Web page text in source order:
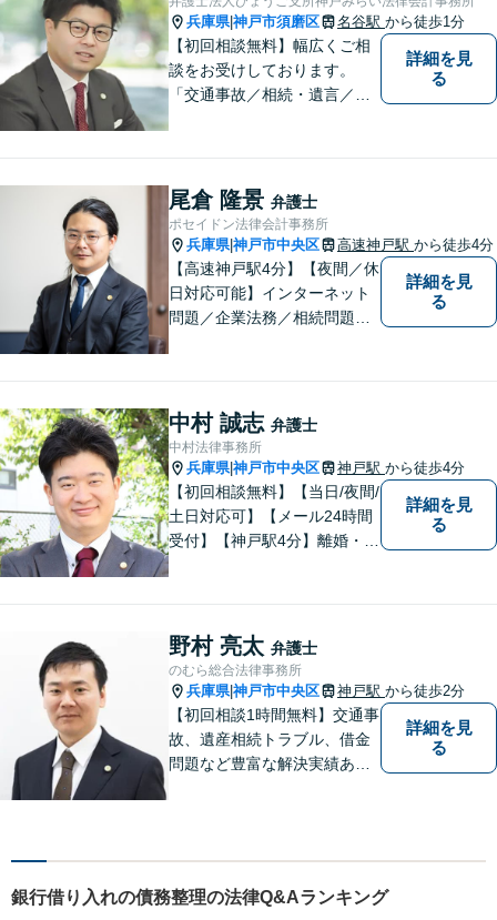
兵庫県|神戸市須磨区 名谷駅 から徒歩1分
【初回相談無料】幅広くご相
談をお受けしております。
「交通事故／相続・遺言／離
い。公認会計士試験合格者。
【夜間・休日相談可能（要予
約）】【弁護士歴10年以上】
詳細を見
る
尾倉 隆景 弁護士
ポセイドン法律会計事務所
兵庫県|神戸市中央区 高速神戸駅 から徒歩4分
【高速神戸駅4分】【夜間／休
日対応可能】インターネット
問題／企業法務／相続問題／
詳細を見
る
中村 誠志 弁護士
中村法律事務所
兵庫県|神戸市中央区 神戸駅 から徒歩4分
【初回相談無料】【当日/夜間/
土日対応可】【メール24時間
受付】【神戸駅4分】離婚・男
目指します。どんなささいな
事でも、お気軽にご相談くだ
さい。
詳細を見
る
野村 亮太 弁護士
のむら総合法律事務所
兵庫県|神戸市中央区 神戸駅 から徒歩2分
【初回相談1時間無料】交通事
故、遺産相続トラブル、借金
問題など豊富な解決実績あ
て納得感のある解決を目指し
ます【神戸駅徒歩2分】【ハー
バーランド駅5分】
詳細を見
る
銀行借り入れの債務整理の法律Q&Aランキング